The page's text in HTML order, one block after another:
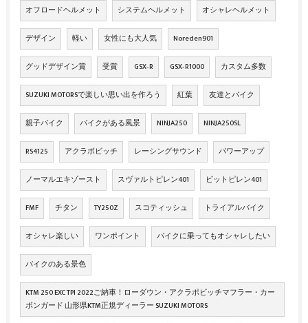
オフロードヘルメット システムヘルメット オシャレヘルメット
デザイン 軽い 女性にも大人気 Noreden901
グッドデザイン賞 受賞 GSX‐R GSX‐R1000 カスタム多数
SUZUKI MOTORSで楽しい思い出を作ろう 紅葉 友達とバイク
親子バイク バイクがある風景 NINJA250 NINJA250SL
RS4125 アクラボビッチ レーシングサウンド パワーアップ
ノーマルエキゾースト スヴァルトピレン401 ビットピレン401
FMF チタン TY250Z スコティッシュ トライアルバイク
オシャレ楽しい ワンポイント バイクに乗ってもオシャレしたい
バイクのある景色
KTM 250 EXC TPI 2022ご納車！ローダウン・アクラポビッチマフラー・カー
ボンガード 山形県KTM正規ディーラー SUZUKI MOTORS